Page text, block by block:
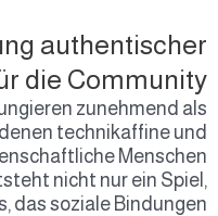
authentischer
die Community
zunehmend als
technikaffine und
Menschen
nicht nur ein Spiel,
das soziale Bindungen